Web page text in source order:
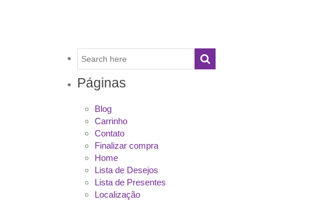
Páginas
Blog
Carrinho
Contato
Finalizar compra
Home
Lista de Desejos
Lista de Presentes
Localização